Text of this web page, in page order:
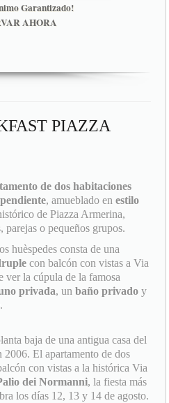
Garantizado!
AHORA
PIAZZA
de dos habitaciones
, amueblado enestilo
de Piazza Armerina,
o pequeños grupos.
huèspedes consta de una
con balcón con vistas a Via
ver la cúpula de la famosa
privada, unbaño privado y
.
baja de una antigua casa del
El apartamento de dos
con vistas a la histórica Via
dei Normanni, la fiesta más
los días 12, 13 y 14 de agosto.